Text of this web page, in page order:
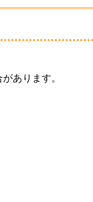
あります。